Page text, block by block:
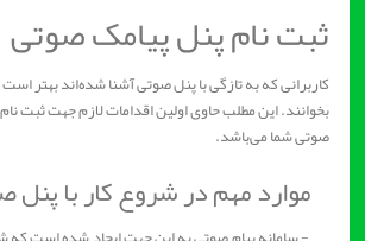
ثبت نام پنل پیامک صوتی
کاربرانی که به تازگی با پنل صوتی آشنا شده‌اند بهتر است
بخوانند. این مطلب حاوی اولین اقدامات لازم جهت ثبت نام
صوتی شما می‌باشد.
موارد مهم در شروع کار با پنل